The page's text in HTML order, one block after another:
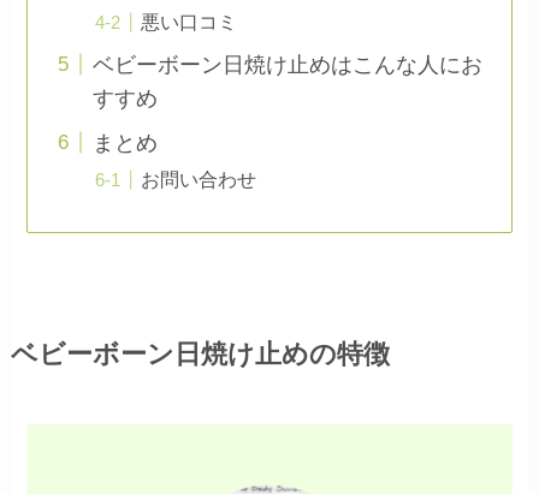
悪い口コミ
ベビーボーン日焼け止めはこんな人にお
すすめ
まとめ
お問い合わせ
ベビーボーン日焼け止めの特徴